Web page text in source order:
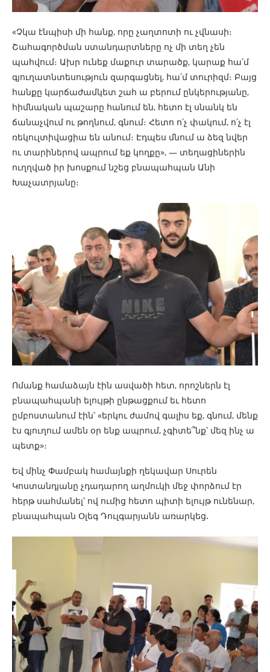
«Չկա էնպիսի մի հանք, որը չաղտոտի ու չվնասի։
Շահագործման ստանդարտները ոչ մի տեղ չեն
պահվում։ Ախր ունեք մաքուր տարածք, կարաք հա՛մ
գյուղատնտեսություն զարգացնել, հա՛մ տուրիզմ։ Բայց
հանքը կարճաժամկետ շահ ա բերում ընկերությանը,
հիմնական պաշարը հանում են, հետո էլ սնանկ են
ճանաչվում ու թողնում, գնում։ Հետո ո՛չ փակում, ո՛չ էլ
ռեկուլտիվացիա են անում։ Էդպես մնում ա ձեզ նվեր
ու տարիներով ապրում եք կողքը», — տեղացիներին
ուղղված իր խոսքում նշեց բնապահպան Անի
Խաչատրյանը։
Ոմանք համաձայն էին ասվածի հետ, որոշներն էլ
բնապահպանի ելույթի ընթացքում եւ հետո
ըմբոստանում էին՝ «երկու ժամով գալիս եք, գնում, մենք
էս գյուղում ամեն օր ենք ապրում, չգիտե՞նք՝ մեզ ինչ ա
պետք»։
Եվ մինչ Փամբակ համայնքի ղեկավար Սուրեն
Կոստանդյանը չդադարող աղմուկի մեջ փորձում էր
հերթ սահմանել՝ ով ումից հետո պիտի ելույթ ունենար,
բնապահպան Օլեգ Դուլգարյանն առարկեց․